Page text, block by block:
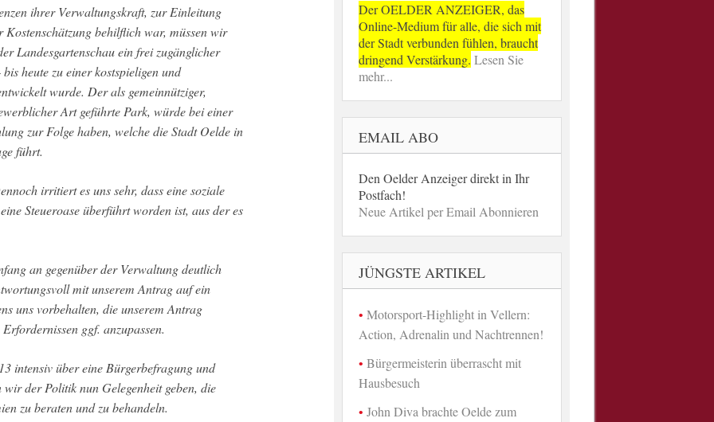
ihrer Verwaltungskraft, zur Einleitung
Kostenschätzung behilflich war, müssen wir
Landesgartenschau ein frei zugänglicher
heute zu einer kostspieligen und
wurde. Der als gemeinnütziger,
Art geführte Park, würde bei einer
zur Folge haben, welche die Stadt Oelde in
führt.
irritiert es uns sehr, dass eine soziale
Steueroase überführt worden ist, aus der es
an gegenüber der Verwaltung deutlich
mit unserem Antrag auf ein
uns vorbehalten, die unserem Antrag
ggf. anzupassen.
intensiv über eine Bürgerbefragung und
der Politik nun Gelegenheit geben, die
zu beraten und zu behandeln.
Der OELDER ANZEIGER, das
Online-Medium für alle, die sich mit
der Stadt verbunden fühlen, braucht
dringend Verstärkung. Lesen Sie
mehr...
EMAIL ABO
Den Oelder Anzeiger direkt in Ihr
Postfach!
Neue Artikel per Email Abonnieren
JÜNGSTE ARTIKEL
Motorsport-Highlight in Vellern:
Action, Adrenalin und Nachtrennen!
Bürgermeisterin überrascht mit
Hausbesuch
John Diva brachte Oelde zum